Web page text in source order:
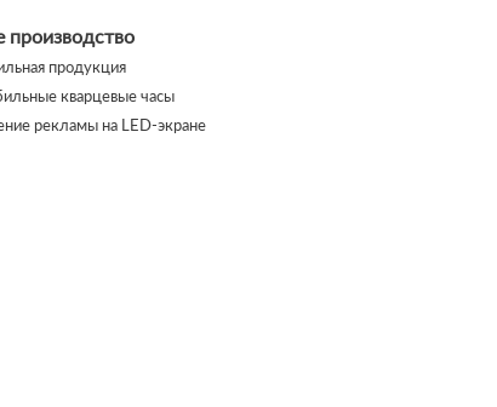
производство
продукция
кварцевые часы
рекламы на LED-экране